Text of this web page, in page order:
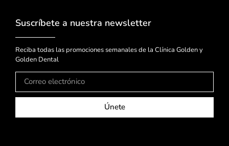
Suscríbete a nuestra newsletter
Reciba todas las promociones semanales de la Clínica Golden y
Golden Dental
Únete